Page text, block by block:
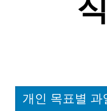
개인 목표별